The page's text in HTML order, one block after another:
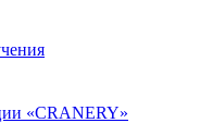
«CRANERY»